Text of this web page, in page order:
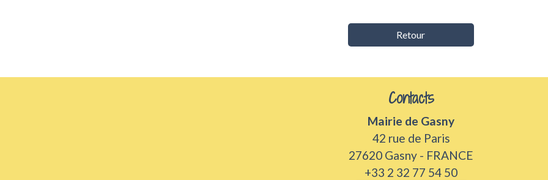
Retour
Contacts
Mairie de Gasny
42 rue de Paris
27620 Gasny - FRANCE
+33 2 32 77 54 50